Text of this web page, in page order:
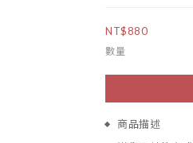
NT$880
數量
商品描述